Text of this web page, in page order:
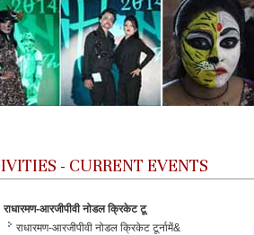
- CURRENT EVENTS
राधारमण-आरजीपीवी नोडल क्रिकेट टू
राधारमण-आरजीपीवी नोडल क्रिकेट टूर्नामें&